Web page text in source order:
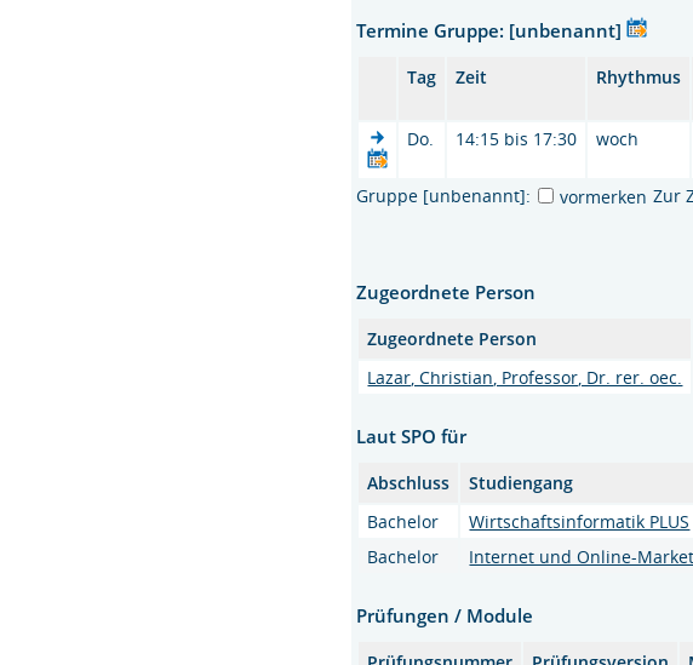
Termine Gruppe: [unbenannt]
Tag Zeit Rhythmus
Do.
14:15 bis 17:30 woch
Gruppe [unbenannt]:
vormerken Zur
Zugeordnete Person
Zugeordnete Person
Lazar, Christian, Professor, Dr. rer. oec.
Laut SPO für
Abschluss Studiengang
Bachelor
Wirtschaftsinformatik PLUS
Bachelor
Internet und Online-
Prüfungen / Module